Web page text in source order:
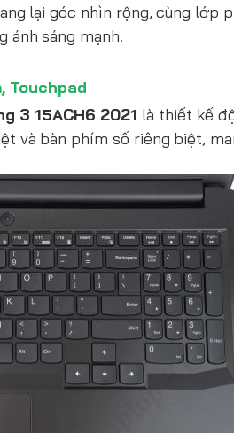
lại góc nhìn rộng, cùng lớp
ánh sáng mạnh.
Touchpad
3 15ACH6 2021 là thiết kế
và bàn phím số riêng biệt,